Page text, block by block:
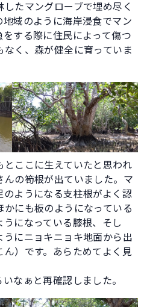
たマングローブで埋め尽く
域のように海岸浸食でマン
する際に住民によって傷つ
く、森が健全に育っていま
ここに生えていたと思われ
んの筍根が出ていました。マ
のようになる支柱根がよく認
にも板のようになっている
になっている膝根、そし
にニョキニョキ地面から出
）です。あらためてよく見
なぁと再確認しました。